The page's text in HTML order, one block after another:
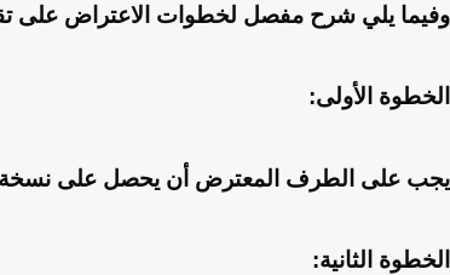
وفيما يلي شرح مفصل لخطوات الاعتراض على
الخطوة الأولى:
يجب على الطرف المعترض أن يحصل على نسخة
الخطوة الثانية: